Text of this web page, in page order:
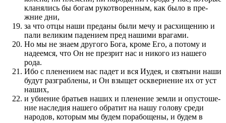
кланялись бы богам рукотворен­ным, как было в пре­
жние дни,
за что отцы наши пред­аны были мечу и расхище­нию и
пали великим паде­нием пред нашими врагами.
Но мы не знаем другого Бога, кроме Его, а по­тому и
надеемся, что Он не пре­зрит нас и никого из нашего
рода.
Ибо с плене­нием нас падет и вся Иудея, и святыни наши
будут раз­граблены, и Он взыщет оскверне­ние их от уст
наших,
и убие­ние братьев наших и плене­ние земли и опустоше­
ние наследия нашего обратит на нашу голову среди
народов, которым мы будем по­рабощены, и будем в